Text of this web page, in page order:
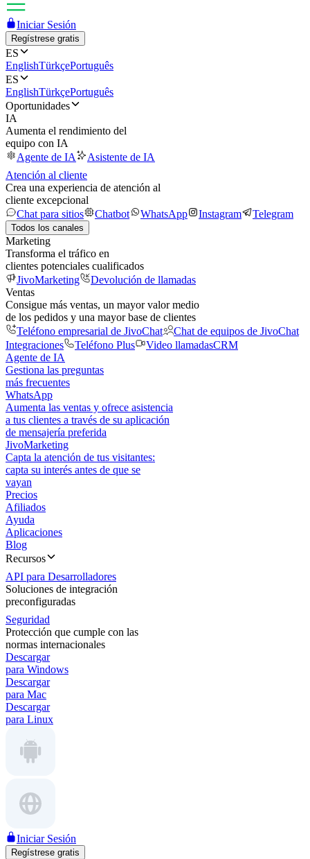
Iniciar Sesión
Regístrese gratis
ES
EnglishTürkçePortuguês
ES
EnglishTürkçePortuguês
Oportunidades
IA
Aumenta el rendimiento del
equipo con IA
Agente de IA
Asistente de IA
Atención al cliente
Crea una experiencia de atención al
cliente excepcional
Chat para sitios
Chatbot WhatsApp Instagram Telegram
Todos los canales
Marketing
Transforma el tráfico en
clientes potenciales cualificados
JivoMarketing
Devolución de llamadas
Ventas
Consigue más ventas, un mayor valor medio
de los pedidos y una mayor base de clientes
Teléfono empresarial de JivoChat
Chat de equipos de JivoChat
Integraciones
Teléfono Plus Video llamadasCRM
Agente de IA
Gestiona las preguntas
más frecuentes
WhatsApp
Aumenta las ventas y ofrece asistencia
a tus clientes a través de su aplicación
de mensajería preferida
JivoMarketing
Capta la atención de tus visitantes:
capta su interés antes de que se
vayan
Precios
Afiliados
Ayuda
Aplicaciones
Blog
Recursos
API para Desarrolladores
Soluciones de integración
preconfiguradas
Seguridad
Protección que cumple con las
normas internacionales
Descargar
para Windows
Descargar
para Mac
Descargar
para Linux
Iniciar Sesión
Regístrese gratis